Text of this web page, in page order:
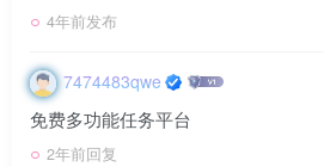
4年前发布
7474483qwe
免费多功能任务平台
2年前回复